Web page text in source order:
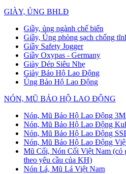
GIÀY, ỦNG BHLĐ
Giầy, ủng ngành chế biến
Giầy, Ủng phòng sạch chống
Giầy Safety Jogger
Giầy Oxypas - Germany
Giày Dép Siêu Nhẹ
Giày Bảo Hộ Lao Động
Ủng Bảo Hộ Lao Động
NÓN, MŨ BẢO HỘ LAO ĐỘNG
Nón, Mũ Bảo Hộ Lao Động
Nón, Mũ Bảo Hộ Lao Động
Nón, Mũ Bảo Hộ Lao Động
Nón, Mũ Bảo Hộ Lao Động
Mũ Cối, Nón Cối Việt Nam (có
theo yêu cầu của KH)
Nón Lá, Mũ Lá Việt Nam